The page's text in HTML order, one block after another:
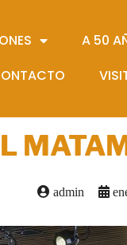
A 50
admin